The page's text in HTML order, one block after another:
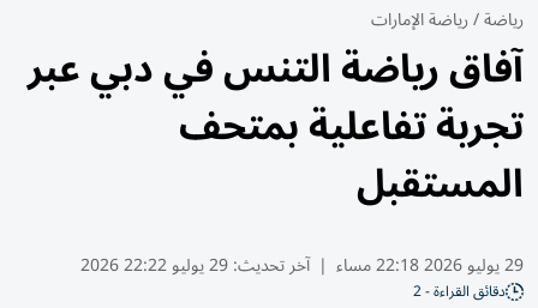
رياضة/رياضة الإمارات
آفاق رياضة التنس في دبي عبر
تجربة تفاعلية بمتحف
المستقبل
29 يوليو 2026 22:18 مساء | آخر تحديث:29 يوليو 22:22 2026
دقائق القراءة - 2